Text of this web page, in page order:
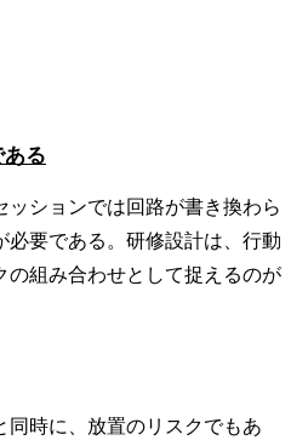
る
ションでは回路が書き換わら
必要である。研修設計は、行動
の組み合わせとして捉えるのが
時に、放置のリスクでもあ